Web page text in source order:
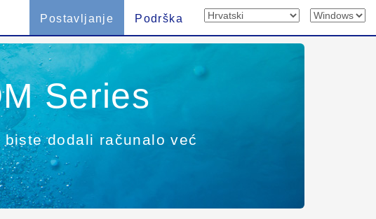
Postavljanje Podrška
Series
dodali računalo već